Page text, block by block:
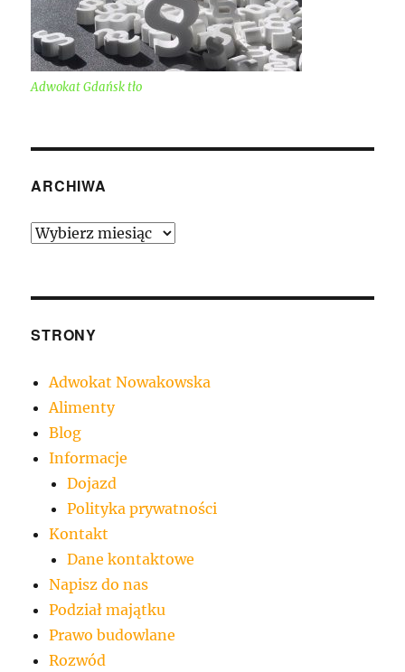
Adwokat Gdańsk tło
ARCHIWA
Archiwa
STRONY
Adwokat Nowakowska
Alimenty
Blog
Informacje
Dojazd
Polityka prywatności
Kontakt
Dane kontaktowe
Napisz do nas
Podział majątku
Prawo budowlane
Rozwód